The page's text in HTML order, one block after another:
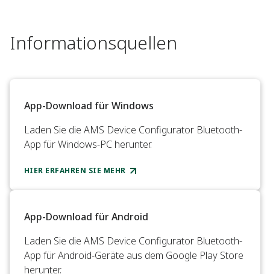
Informationsquellen
App-Download für Windows
Laden Sie die AMS Device Configurator Bluetooth-
App für Windows-PC herunter.
HIER ERFAHREN SIE MEHR
App-Download für Android
Laden Sie die AMS Device Configurator Bluetooth-
App für Android-Geräte aus dem Google Play Store
herunter.